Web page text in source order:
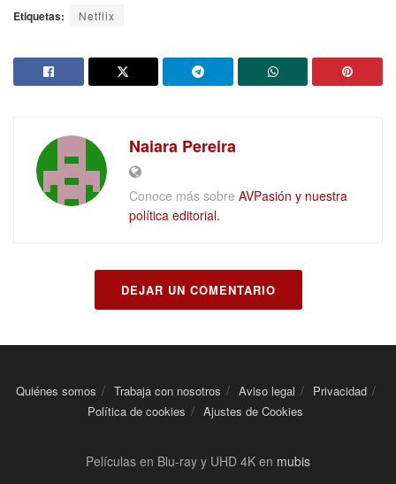
Etiquetas: Netflix
Naiara Pereira
Conoce más sobre AVPasión y nuestra
política editorial.
DEJAR UN COMENTARIO
Quiénes somos Trabaja con nosotros Aviso legal
Privacidad
Política de cookies
Ajustes de Cookies
Películas en Blu-ray y UHD 4K en mubis